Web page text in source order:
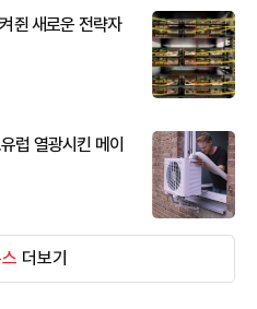
쥔 새로운 전략자
럽 열광시킨 메이
더보기